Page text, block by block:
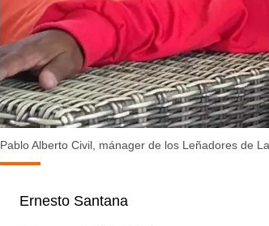
Pablo Alberto Civil, mánager de los Leñadores de
Ernesto Santana